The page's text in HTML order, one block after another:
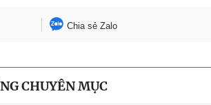
Chia sẻ Zalo
CHUYÊN MỤC